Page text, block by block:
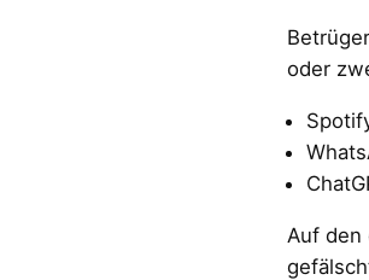
oder
Auf den